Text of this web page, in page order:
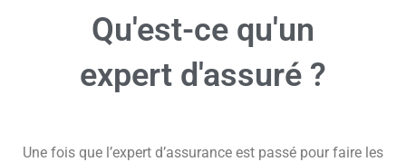
Qu'est-ce qu'un
expert d'assuré ?
Une fois que l’expert d’assurance est passé pour faire les